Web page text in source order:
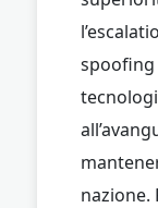
spoofing
nazione.